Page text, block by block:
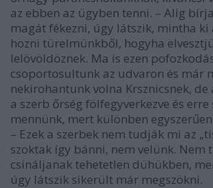
az ebben az ügyben tenni. – Alig
magát fékezni, úgy látszik, mintha ki
hozni türelmünkből, hogyha
lelövöldöznek. Ma is ezen
csoportosultunk az udvaron és már
nekirohantunk volna Krsznicsnek,
a szerb őrség fölfegyverkezve és
mennünk, mert különben
– Ezek a szerbek nem tudják mi az
szoktak így bánni, nem velünk. Nem
csináljanak tehetetlen dühükben,
úgy látszik sikerült már megszökni.